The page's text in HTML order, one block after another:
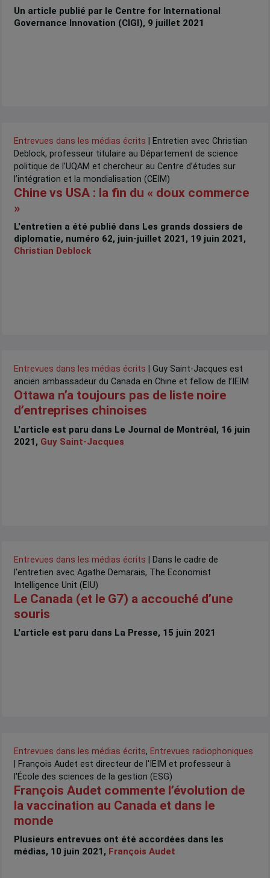
Un article publié par le Centre for International
Governance Innovation (CIGI), 9 juillet 2021
Entrevues dans les médias écrits | Entretien avec Christian
Deblock, professeur titulaire au Département de science
politique de l’UQAM et chercheur au Centre d’études sur
l’intégration et la mondialisation (CEIM)
Chine vs USA : la fin du « doux commerce
»
L'entretien a été publié dans Les grands dossiers de
diplomatie, numéro 62, juin-juillet 2021, 19 juin 2021,
Christian Deblock
Entrevues dans les médias écrits | Guy Saint-Jacques est
ancien ambassadeur du Canada en Chine et fellow de l’IEIM
Ottawa n’a toujours pas de liste noire
d’entreprises chinoises
L'article est paru dans Le Journal de Montréal, 16 juin
2021, Guy Saint-Jacques
Entrevues dans les médias écrits | Dans le cadre de
l'entretien avec Agathe Demarais, The Economist
Intelligence Unit (EIU)
Le Canada (et le G7) a accouché d’une
souris
L'article est paru dans La Presse, 15 juin 2021
Entrevues dans les médias écrits, Entrevues radiophoniques
| François Audet est directeur de l'IEIM et professeur à
l'École des sciences de la gestion (ESG)
François Audet commente l’évolution de
la vaccination au Canada et dans le
monde
Plusieurs entrevues ont été accordées dans les
médias, 10 juin 2021, François Audet